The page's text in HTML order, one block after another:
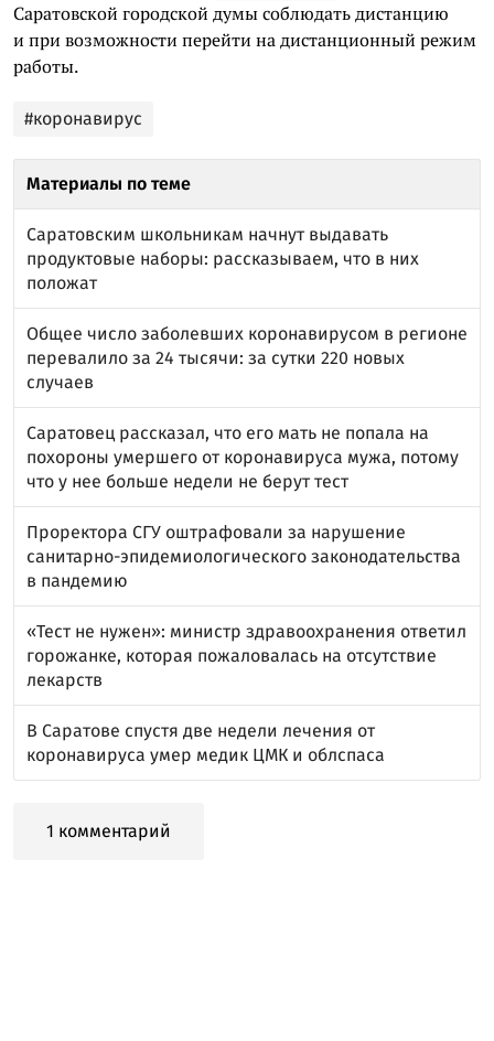
Саратовской городской думы соблюдать дистанцию
и при возможности перейти на дистанционный режим
работы.
#коронавирус
Материалы по теме
Саратовским школьникам начнут выдавать
продуктовые наборы: рассказываем, что в них
положат
Общее число заболевших коронавирусом в регионе
перевалило за 24 тысячи: за сутки 220 новых
случаев
Саратовец рассказал, что его мать не попала на
похороны умершего от коронавируса мужа, потому
что у нее больше недели не берут тест
Проректора СГУ оштрафовали за нарушение
санитарно-эпидемиологического законодательства
в пандемию
«Тест не нужен»: министр здравоохранения ответил
горожанке, которая пожаловалась на отсутствие
лекарств
В Саратове спустя две недели лечения от
коронавируса умер медик ЦМК и облспаса
1 комментарий